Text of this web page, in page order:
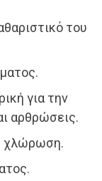
του
για την
αρθρώσεις.
χλώρωση.